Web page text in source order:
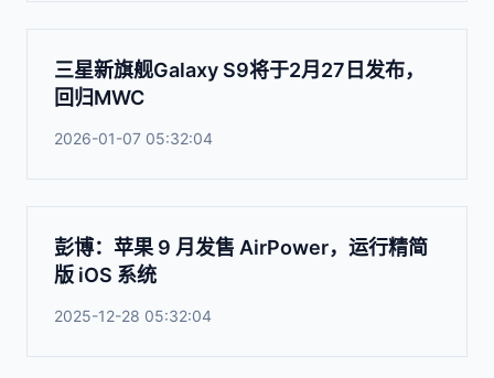
三星新旗舰Galaxy S9将于2月27日发布，
回归MWC
2026-01-07 05:32:04
彭博：苹果 9 月发售 AirPower，运行精简
版 iOS 系统
2025-12-28 05:32:04